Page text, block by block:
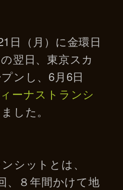
日（月）に金環日
翌日、東京スカ
ンし、6月6日
ィーナストランシ
した。
シットとは、
、８年間かけて地